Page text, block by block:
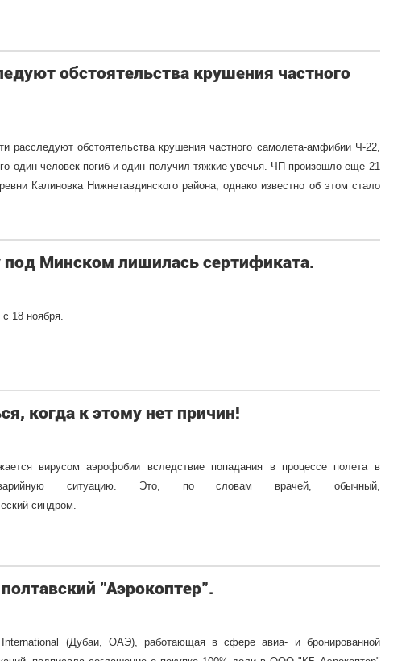
обстоятельства крушения частного
расследуют обстоятельства крушения частного самолета-амфибии Ч-22,
один человек погиб и один получил тяжкие увечья. ЧП произошло еще 21
Калиновка Нижнетавдинского района, однако известно об этом стало
под Минском лишилась сертификата.
18 ноября.
когда к этому нет причин!
вирусом аэрофобии вследствие попадания в процессе полета в
ситуацию. Это, по словам врачей, обычный,
синдром.
"Аэрокоптер".
(Дубаи, ОАЭ), работающая в сфере авиа- и бронированной